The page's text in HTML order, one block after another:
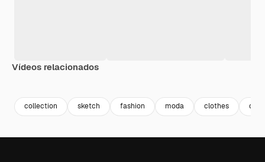
Vídeos relacionados
collection sketch fashion moda clothes